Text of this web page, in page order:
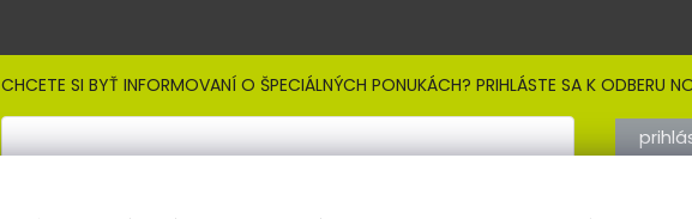
CHCETE SI BYŤ INFORMOVANÍ O ŠPECIÁLNÝCH PONUKÁCH? PRIHLÁSTE SA K ODBERU